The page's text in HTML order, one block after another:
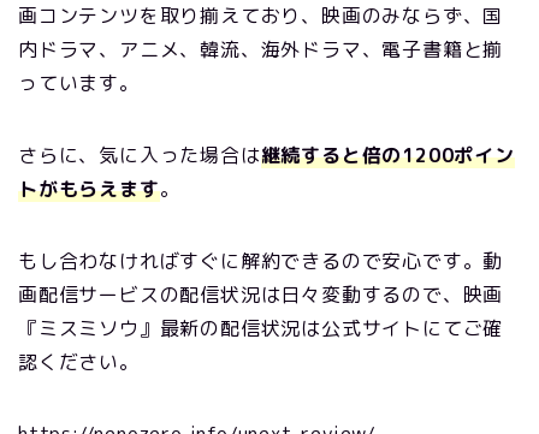
画コンテンツを取り揃えており、映画のみならず、国
内ドラマ、アニメ、韓流、海外ドラマ、電子書籍と揃
っています。
さらに、気に入った場合は継続すると倍の1200ポイン
トがもらえます。
もし合わなければすぐに解約できるので安心です。動
画配信サービスの配信状況は日々変動するので、映画
『ミスミソウ』最新の配信状況は公式サイトにてご確
認ください。